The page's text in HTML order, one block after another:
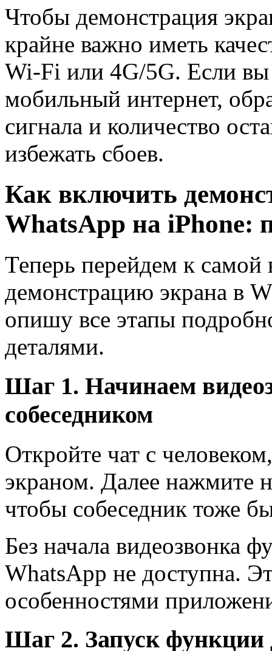
Чтобы демонстрация
крайне важно иметь
Wi-Fi или 4G/5G. Если вы
мобильный интернет,
сигнала и количество
избежать сбоев.
Как включить
WhatsApp на iPhone:
Теперь перейдем к
демонстрацию экрана в
опишу все этапы
деталями.
Шаг 1. Начинаем
собеседником
Откройте чат с
экраном. Далее нажмите
чтобы собеседник тоже
Без начала видеозвонка
WhatsApp не доступна.
особенностями
Шаг 2. Запуск функции